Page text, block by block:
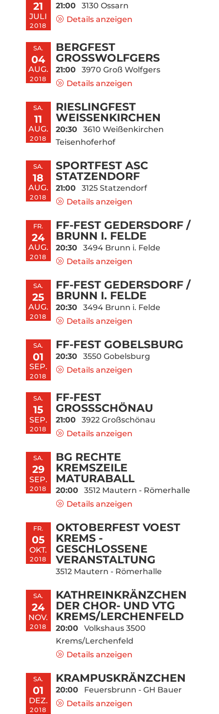
21
JULI
2018
21:00
3130 Ossarn
Details anzeigen
SA.
04
AUG.
2018
BERGFEST
GROSSWOLFGERS
21:00
3970 Groß Wolfgers
Details anzeigen
SA.
11
AUG.
2018
RIESLINGFEST
WEISSENKIRCHEN
20:30
3610 Weißenkirchen
Teisenhoferhof
SA.
18
AUG.
2018
SPORTFEST ASC
STATZENDORF
21:00
3125 Statzendorf
Details anzeigen
FR.
24
AUG.
2018
FF-FEST GEDERSDORF /
BRUNN I. FELDE
20:30
3494 Brunn i. Felde
Details anzeigen
SA.
25
AUG.
2018
FF-FEST GEDERSDORF /
BRUNN I. FELDE
20:30
3494 Brunn i. Felde
Details anzeigen
SA.
01
SEP.
2018
FF-FEST GOBELSBURG
20:30
3550 Gobelsburg
Details anzeigen
SA.
15
SEP.
2018
FF-FEST
GROSSSCHÖNAU
21:00
3922 Großschönau
Details anzeigen
SA.
29
SEP.
2018
BG RECHTE
KREMSZEILE
MATURABALL
20:00
3512 Mautern - Römerhalle
Details anzeigen
FR.
05
OKT.
2018
OKTOBERFEST VOEST
KREMS -
GESCHLOSSENE
VERANSTALTUNG
3512 Mautern - Römerhalle
SA.
24
NOV.
2018
KATHREINKRÄNZCHEN
DER CHOR- UND VTG
KREMS/LERCHENFELD
20:00
Volkshaus 3500
Krems/Lerchenfeld
Details anzeigen
SA.
01
DEZ.
2018
KRAMPUSKRÄNZCHEN
20:00
Feuersbrunn - GH Bauer
Details anzeigen